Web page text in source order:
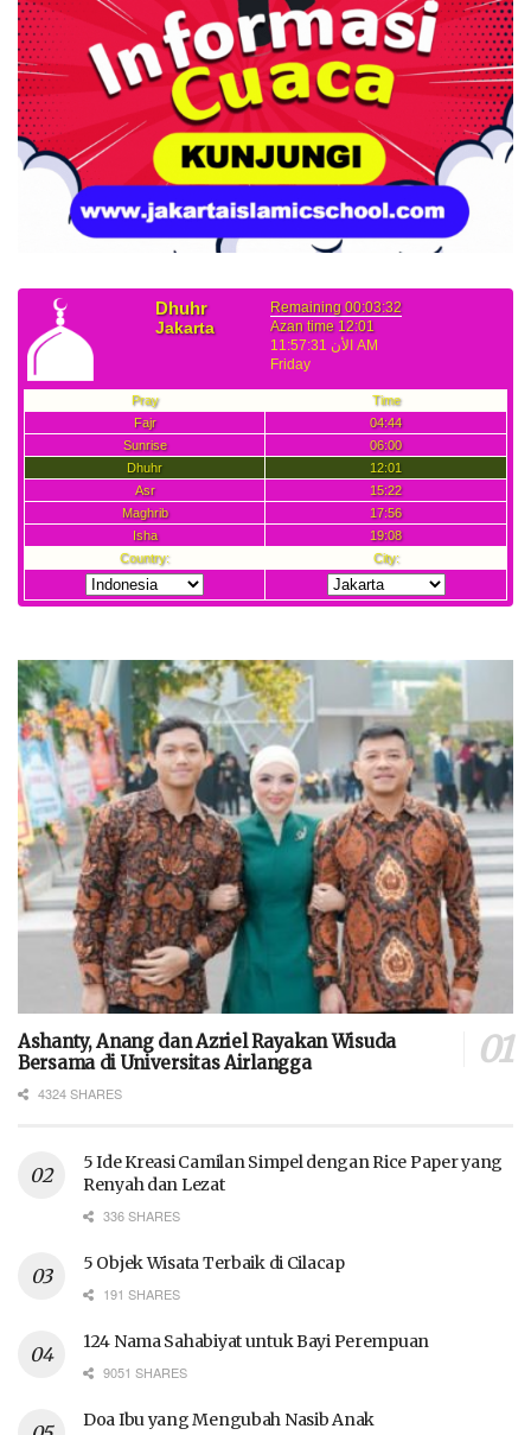
Ashanty, Anang dan Azriel Rayakan Wisuda
Bersama di Universitas Airlangga
4324 SHARES
5 Ide Kreasi Camilan Simpel dengan Rice Paper yang
Renyah dan Lezat
336 SHARES
5 Objek Wisata Terbaik di Cilacap
191 SHARES
124 Nama Sahabiyat untuk Bayi Perempuan
9051 SHARES
Doa Ibu yang Mengubah Nasib Anak